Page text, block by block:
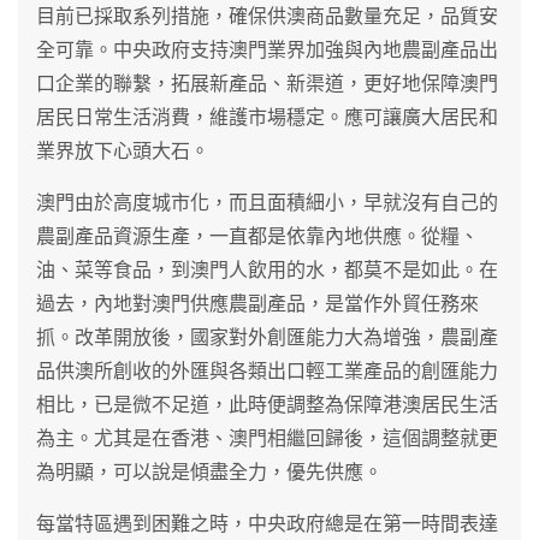
目前已採取系列措施，確保供澳商品數量充足，品質安
全可靠。中央政府支持澳門業界加強與內地農副產品出
口企業的聯繫，拓展新產品、新渠道，更好地保障澳門
居民日常生活消費，維護市場穩定。應可讓廣大居民和
業界放下心頭大石。
澳門由於高度城市化，而且面積細小，早就沒有自己的
農副產品資源生產，一直都是依靠內地供應。從糧、
油、菜等食品，到澳門人飲用的水，都莫不是如此。在
過去，內地對澳門供應農副產品，是當作外貿任務來
抓。改革開放後，國家對外創匯能力大為增強，農副產
品供澳所創收的外匯與各類出口輕工業產品的創匯能力
相比，已是微不足道，此時便調整為保障港澳居民生活
為主。尤其是在香港、澳門相繼回歸後，這個調整就更
為明顯，可以說是傾盡全力，優先供應。
每當特區遇到困難之時，中央政府總是在第一時間表達